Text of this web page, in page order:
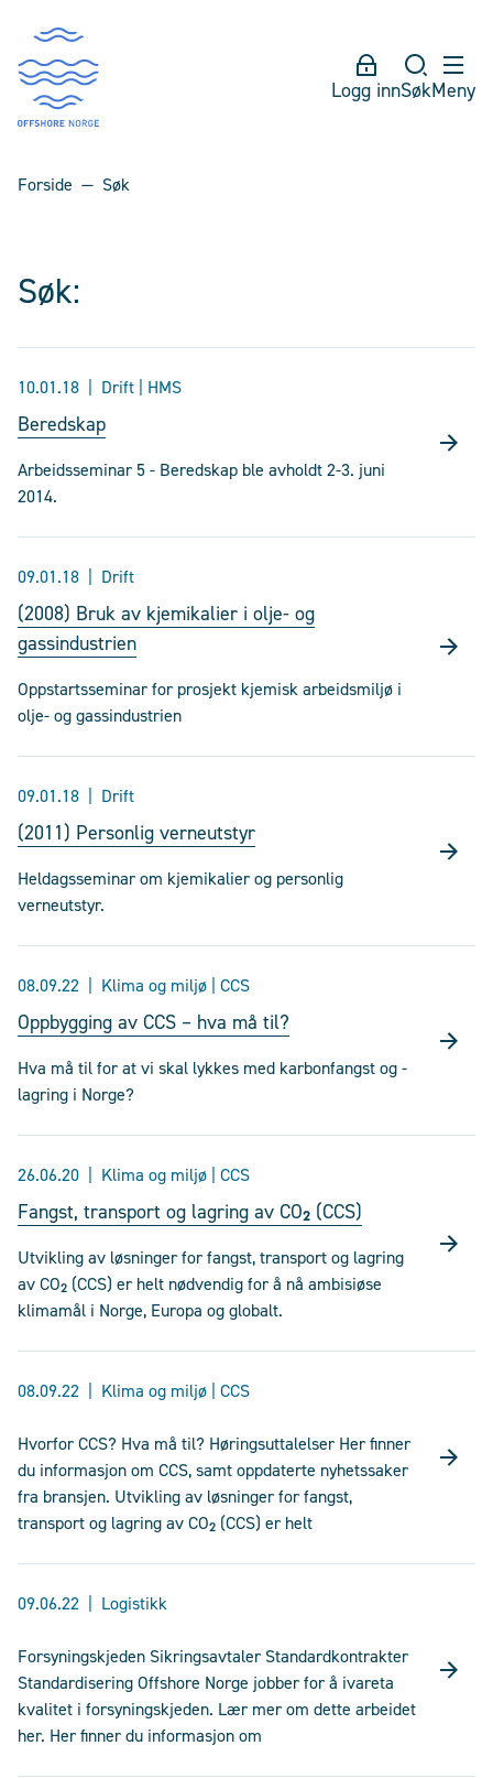
Logg innSøkMeny
Forside Søk
Søk:
10.01.18 Drift | HMS
Beredskap
Arbeidsseminar 5 - Beredskap ble avholdt 2-3. juni
2014.
09.01.18 Drift
(2008) Bruk av kjemikalier i olje- og
gassindustrien
Oppstartsseminar for prosjekt kjemisk arbeidsmiljø i
olje- og gassindustrien
09.01.18 Drift
(2011) Personlig verneutstyr
Heldagsseminar om kjemikalier og personlig
verneutstyr.
08.09.22 Klima og miljø | CCS
Oppbygging av CCS – hva må til?
Hva må til for at vi skal lykkes med karbonfangst og -
lagring i Norge?
26.06.20 Klima og miljø | CCS
Fangst, transport og lagring av CO₂ (CCS)
Utvikling av løsninger for fangst, transport og lagring
av CO₂ (CCS) er helt nødvendig for å nå ambisiøse
klimamål i Norge, Europa og globalt.
08.09.22 Klima og miljø | CCS
Hvorfor CCS? Hva må til? Høringsuttalelser Her finner
du informasjon om CCS, samt oppdaterte nyhetssaker
fra bransjen. Utvikling av løsninger for fangst,
transport og lagring av CO₂ (CCS) er helt
09.06.22 Logistikk
Forsyningskjeden Sikringsavtaler Standardkontrakter
Standardisering Offshore Norge jobber for å ivareta
kvalitet i forsyningskjeden. Lær mer om dette arbeidet
her. Her finner du informasjon om